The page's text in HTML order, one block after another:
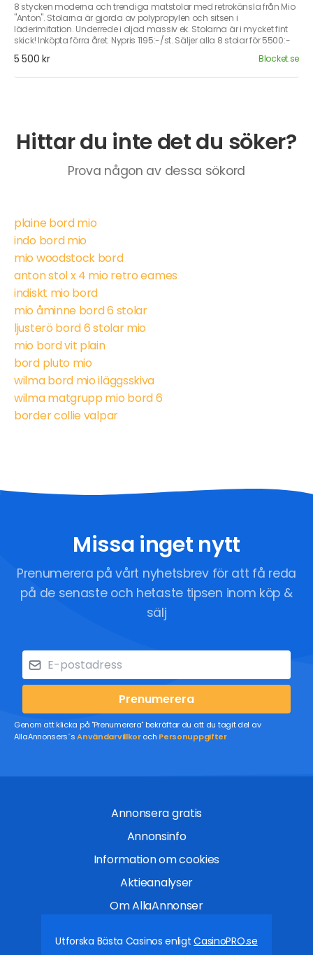
8 stycken moderna och trendiga matstolar med retrokänsla från Mio
"Anton". Stolarna är gjorda av polypropylen och sitsen i
läderimitation. Underrede i oljad massiv ek. Stolarna är i mycket fint
skick! Inköpta förra året. Nypris 1195:-/st. Säljer alla 8 stolar för 5500:-
5 500 kr Blocket.se
Hittar du inte det du söker?
Prova någon av dessa sökord
plaine bord mio
indo bord mio
mio woodstock bord
anton stol x 4 mio retro eames
indiskt mio bord
mio åminne bord 6 stolar
ljusterö bord 6 stolar mio
mio bord vit plain
bord pluto mio
wilma bord mio iläggsskiva
wilma matgrupp mio bord 6
border collie valpar
Missa inget nytt
Prenumerera på vårt nyhetsbrev för att få reda
på de senaste och hetaste tipsen inom köp &
sälj
Prenumerera
Genom att klicka på "Prenumerera" bekräftar du att du tagit del av
AllaAnnonsers´sAnvändarvillkoroch Personuppgifter
Annonsera gratis
Annonsinfo
Information om cookies
Aktieanalyser
Om AllaAnnonser
Utforska Bästa Casinos enligtCasinoPRO.se